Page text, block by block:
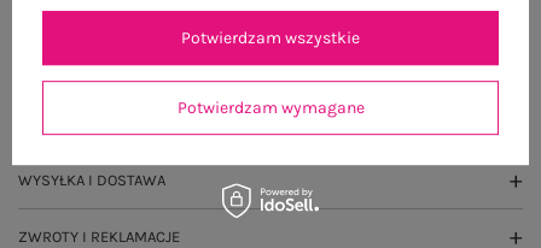
OPIS PRODUKTU
GŁÓWNE PARAMETRY
WYSYŁKA I DOSTAWA
ZWROTY I REKLAMACJE
Potwierdzam wymagane
Potwierdzam wszystkie